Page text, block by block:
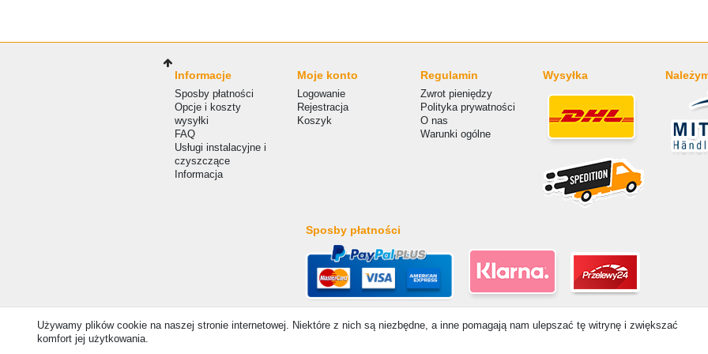
Informacje
Sposby płatności
Opcje i koszty
wysyłki
FAQ
Usługi instalacyjne i
czyszczące
Informacja
Moje konto
Logowanie
Rejestracja
Koszyk
Regulamin
Zwrot pieniędzy
Polityka prywatności
O nas
Warunki ogólne
Wysyłka
Sposby płatności
© Copyright 2026 | Wszelkie prawa zastrzezone. - Ceny zawierają ustawę 19% VAT Ceny podstawowe zobacz szczegóły artykułu | * Dotyczy dostaw do
Używamy plików cookie na naszej stronie internetowej. Niektóre z nich są niezbędne, a inne pomagają nam ulepszać tę witrynę i zwiększać
komfort jej użytkowania.